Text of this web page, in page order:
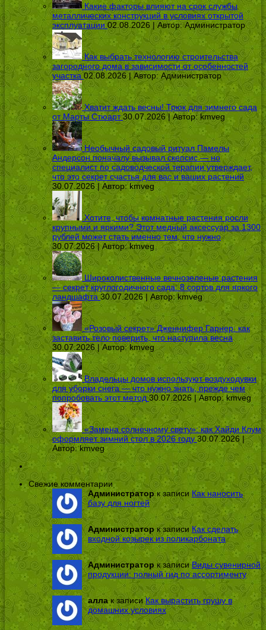
Какие факторы влияют на срок службы
металлических конструкций в условиях открытой
эксплуатации 02.08.2026 | Автор:Администратор
Как выбрать технологию строительства
загородного дома в зависимости от особенностей
участка 02.08.2026 | Автор:Администратор
Хватит ждать весны! Трюк для зимнего сада
от Марты Стюарт 30.07.2026 | Автор:kmveg
Необычный садовый ритуал Памелы
Андерсон поначалу вызывал скепсис — но
специалист по садоводческой терапии утверждает,
что это секрет счастья для вас и ваших растений
30.07.2026 | Автор:kmveg
Хотите, чтобы комнатные растения росли
крупными и яркими? Этот медный аксессуар за 1300
рублей может стать именно тем, что нужно
30.07.2026 | Автор:kmveg
Широколиственные вечнозеленые растения
— секрет круглогодичного сада: 8 сортов для яркого
ландшафта 30.07.2026 | Автор:kmveg
«Розовый секрет» Дженнифер Гарнер: как
заставить тело поверить, что наступила весна
30.07.2026 | Автор:kmveg
Владельцы домов используют воздуходувки
для уборки снега — что нужно знать, прежде чем
попробовать этот метод 30.07.2026 | Автор:kmveg
«Замена солнечному свету»: как Хайди Клум
оформляет зимний стол в 2026 году 30.07.2026 |
Автор:kmveg
Свежие комментарии
Администраторк записи Как наносить
базу для ногтей
Администраторк записи Как сделать
входной козырек из поликарбоната
Администратор к записи Виды сувенирной
продукции: полный гид по ассортименту
аллак записиКак вырастить грушу в
домашних условиях